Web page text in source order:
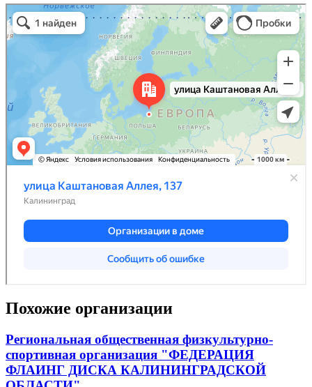
Похожие организации
Региональная общественная физкультурно-
спортивная организация "ФЕДЕРАЦИЯ
ФЛАИНГ ДИСКА КАЛИНИНГРАДСКОЙ